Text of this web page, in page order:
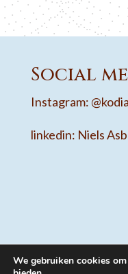
Social
Instagram:
linkedin: Niels
We gebruiken cookies